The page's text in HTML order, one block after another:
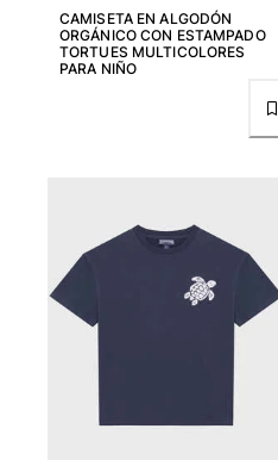
Bañadores Una Pieza
Rashguard
Dos Piezas
Vestidos y Faldas
Pantalones cortos
CAMISETA EN ALGODÓN
ORGÁNICO CON ESTAMPADO
TORTUES MULTICOLORES
PARA NIÑO